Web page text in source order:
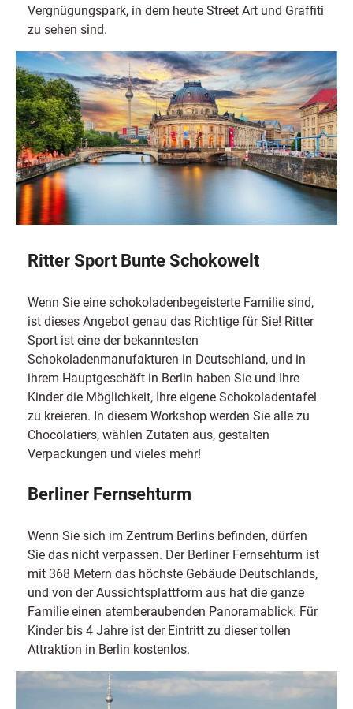
Vergnügungspark, in dem heute Street Art und Graffiti
zu sehen sind.
Ritter Sport Bunte Schokowelt
Wenn Sie eine schokoladenbegeisterte Familie sind,
ist dieses Angebot genau das Richtige für Sie! Ritter
Sport ist eine der bekanntesten
Schokoladenmanufakturen in Deutschland, und in
ihrem Hauptgeschäft in Berlin haben Sie und Ihre
Kinder die Möglichkeit, Ihre eigene Schokoladentafel
zu kreieren. In diesem Workshop werden Sie alle zu
Chocolatiers, wählen Zutaten aus, gestalten
Verpackungen und vieles mehr!
Berliner Fernsehturm
Wenn Sie sich im Zentrum Berlins befinden, dürfen
Sie das nicht verpassen. Der Berliner Fernsehturm ist
mit 368 Metern das höchste Gebäude Deutschlands,
und von der Aussichtsplattform aus hat die ganze
Familie einen atemberaubenden Panoramablick. Für
Kinder bis 4 Jahre ist der Eintritt zu dieser tollen
Attraktion in Berlin kostenlos.